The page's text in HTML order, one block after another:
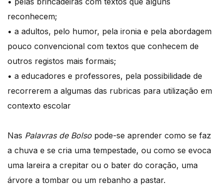
reconhecem;
• a adultos, pelo humor, pela ironia e pela abordagem
pouco convencional com textos que conhecem de
outros registos mais formais;
• a educadores e professores, pela possibilidade de
recorrerem a algumas das rubricas para utilização em
contexto escolar
Nas Palavras de Bolso pode-se aprender como se faz
a chuva e se cria uma tempestade, ou como se evoca
uma lareira a crepitar ou o bater do coração, uma
árvore a tombar ou um rebanho a pastar.